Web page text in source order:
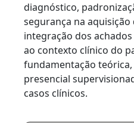
diagnóstico,
segurança na aquisição
integração dos
ao contexto clínico do
fundamentação
presencial
casos clínicos.